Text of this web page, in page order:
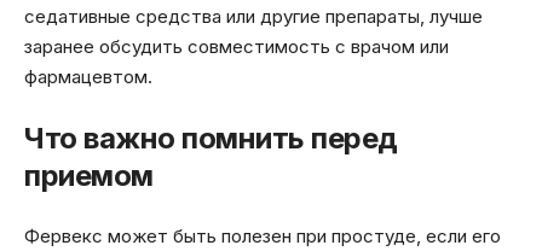
седативные средства или другие препараты, лучше
заранее обсудить совместимость с врачом или
фармацевтом.
Что важно помнить перед
приемом
Фервекс может быть полезен при простуде, если его